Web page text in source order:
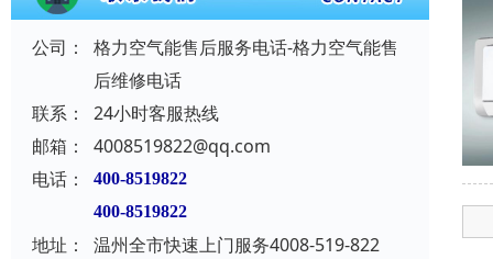
公司：
格力空气能售后服务电话-格力空气能售
后维修电话
联系：
24小时客服热线
邮箱：
4008519822@qq.com
电话：
400-8519822
400-8519822
地址：
温州全市快速上门服务4008-519-822